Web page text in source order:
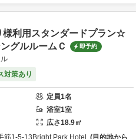
利用スタンダードプラン☆
グルルームＣ
即予約
対策あり
定員1名
浴室1室
広さ18.9㎡
筋1-5-13 Bright Park Hotel
目的地から